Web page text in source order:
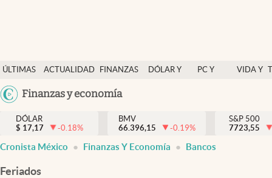
ÚLTIMAS
NOTICIAS
ACTUALIDAD
FINANZAS
DÓLAR Y
PC Y
VIDA Y
México
Finanzas y economía
Actualidad
Finanzas y economía
Dólar y mercados
DÓLAR
$ 17,17 -0.18%
BMV
66.396,15
-0.19%
S&P 500
7723,55
Cronista México Finanzas Y Economía Bancos
Feriados